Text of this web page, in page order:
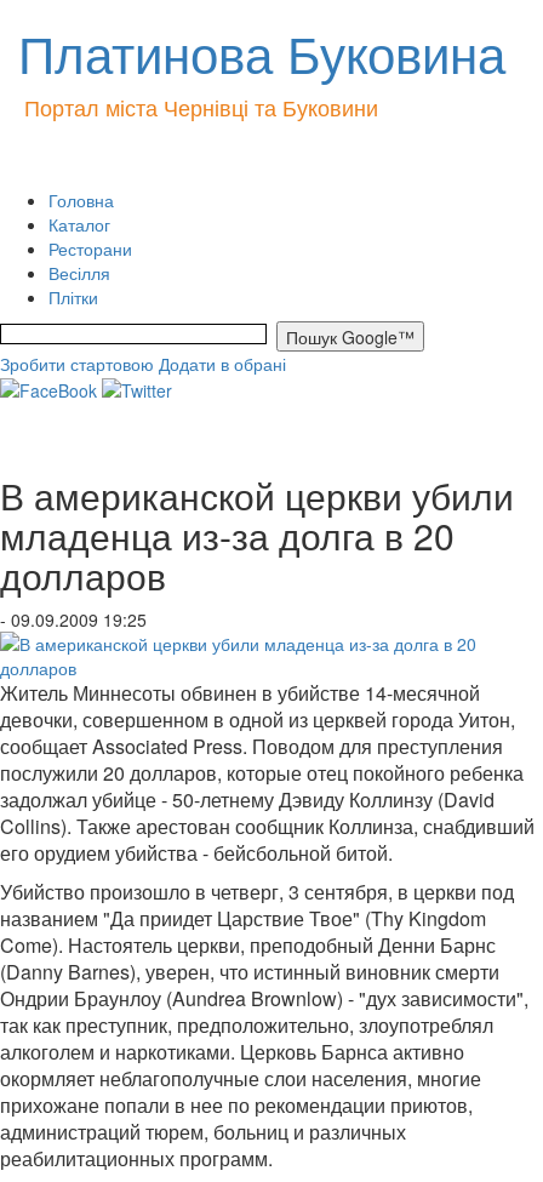
Платинова Буковина
Портал міста Чернівці та Буковини
Головна
Каталог
Ресторани
Весілля
Плітки
Зробити стартовою Додати в обрані
В американской церкви убили
младенца из-за долга в 20
долларов
- 09.09.2009 19:25
Житель Миннесоты обвинен в убийстве 14-месячной
девочки, совершенном в одной из церквей города Уитон,
сообщает Associated Press. Поводом для преступления
послужили 20 долларов, которые отец покойного ребенка
задолжал убийце - 50-летнему Дэвиду Коллинзу (David
Collins). Также арестован сообщник Коллинза, снабдивший
его орудием убийства - бейсбольной битой.
Убийство произошло в четверг, 3 сентября, в церкви под
названием "Да приидет Царствие Твое" (Thy Kingdom
Come). Настоятель церкви, преподобный Денни Барнс
(Danny Barnes), уверен, что истинный виновник смерти
Ондрии Браунлоу (Aundrea Brownlow) - "дух зависимости",
так как преступник, предположительно, злоупотреблял
алкоголем и наркотиками. Церковь Барнса активно
окормляет неблагополучные слои населения, многие
прихожане попали в нее по рекомендации приютов,
администраций тюрем, больниц и различных
реабилитационных программ.